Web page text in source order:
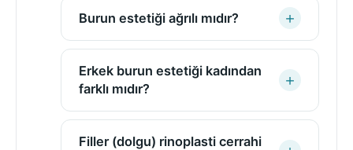
Burun estetiği ağrılı mıdır?
Erkek burun estetiği kadından
farklı mıdır?
Filler (dolgu) rinoplasti cerrahi